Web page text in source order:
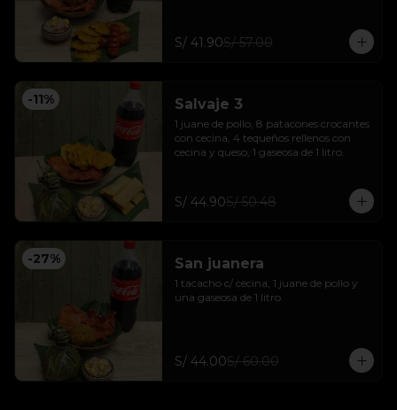
S/ 41.90S/ 57.00
-11% Salvaje 3
1 juane de pollo, 8 patacones crocantes
con cecina, 4 tequeños rellenos con
cecina y queso, 1 gaseosa de 1 litro.
S/ 44.90S/ 50.48
-27% San juanera
1 tacacho c/ cecina, 1 juane de pollo y
una gaseosa de 1 litro.
S/ 44.00S/ 60.00